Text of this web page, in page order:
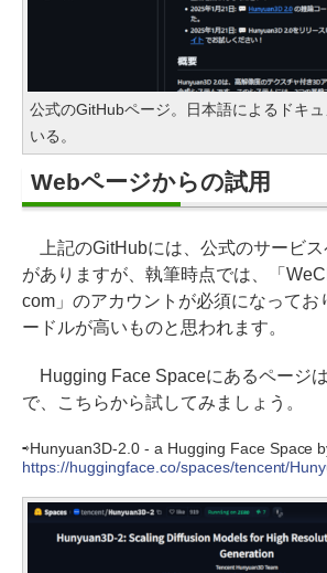
公式のGitHubページ。日本語によるドキ
いる。
Webページからの試用
上記のGitHubには、公式のサービス
がありますが、執筆時点では、「
com」のアカウントが必須になってお
ードルが高いものと思われます。
Hugging Face Spaceにあるページ
で、こちらから試してみましょう。
⇨Hunyuan3D-2.0 - a Hugging Face Space
https://huggingface.co/spaces/tencent/